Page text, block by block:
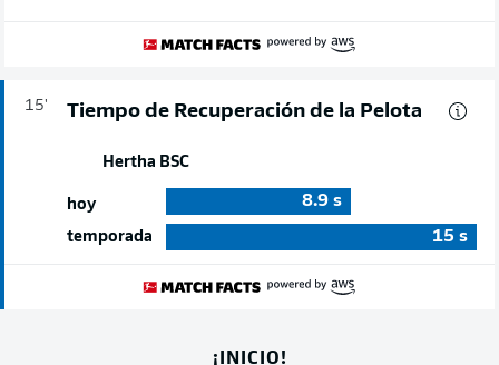
15' Tiempo de Recuperación de la Pelota
Hertha BSC
hoy
temporada
8.9 s
15 s
¡INICIO!